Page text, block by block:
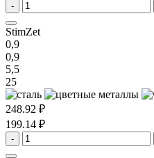
-
StimZet
0,9
0,9
5,5
25
248.92 ₽
199.14 ₽
-